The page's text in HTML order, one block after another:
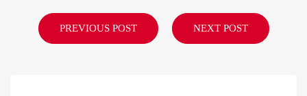
PREVIOUS POST NEXT POST